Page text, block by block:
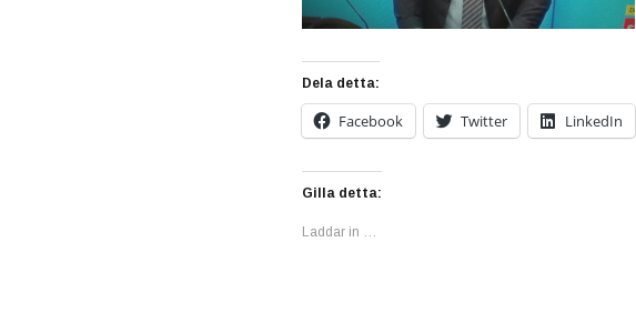
Dela detta:
Facebook Twitter LinkedIn
Gilla detta:
Laddar in …